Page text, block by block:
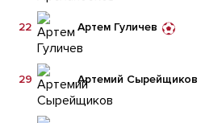
Артем Гуличев
22
Артемий Сырейщиков
29